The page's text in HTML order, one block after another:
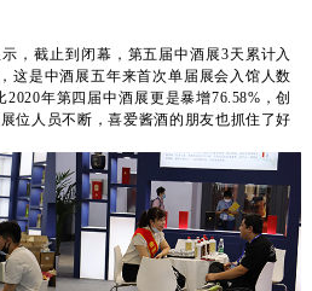
，截止到闭幕，第五届中酒展3天累计入
这是中酒展五年来首次单届展会入馆人数
年第四届中酒展更是暴增76.58%，创
位人员不断，喜爱酱酒的朋友也抓住了好